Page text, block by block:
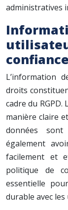
administratives
confiance
L’information
droits
cadre du
manière claire
données
également
facilement et
politique de
essentielle
durable avec